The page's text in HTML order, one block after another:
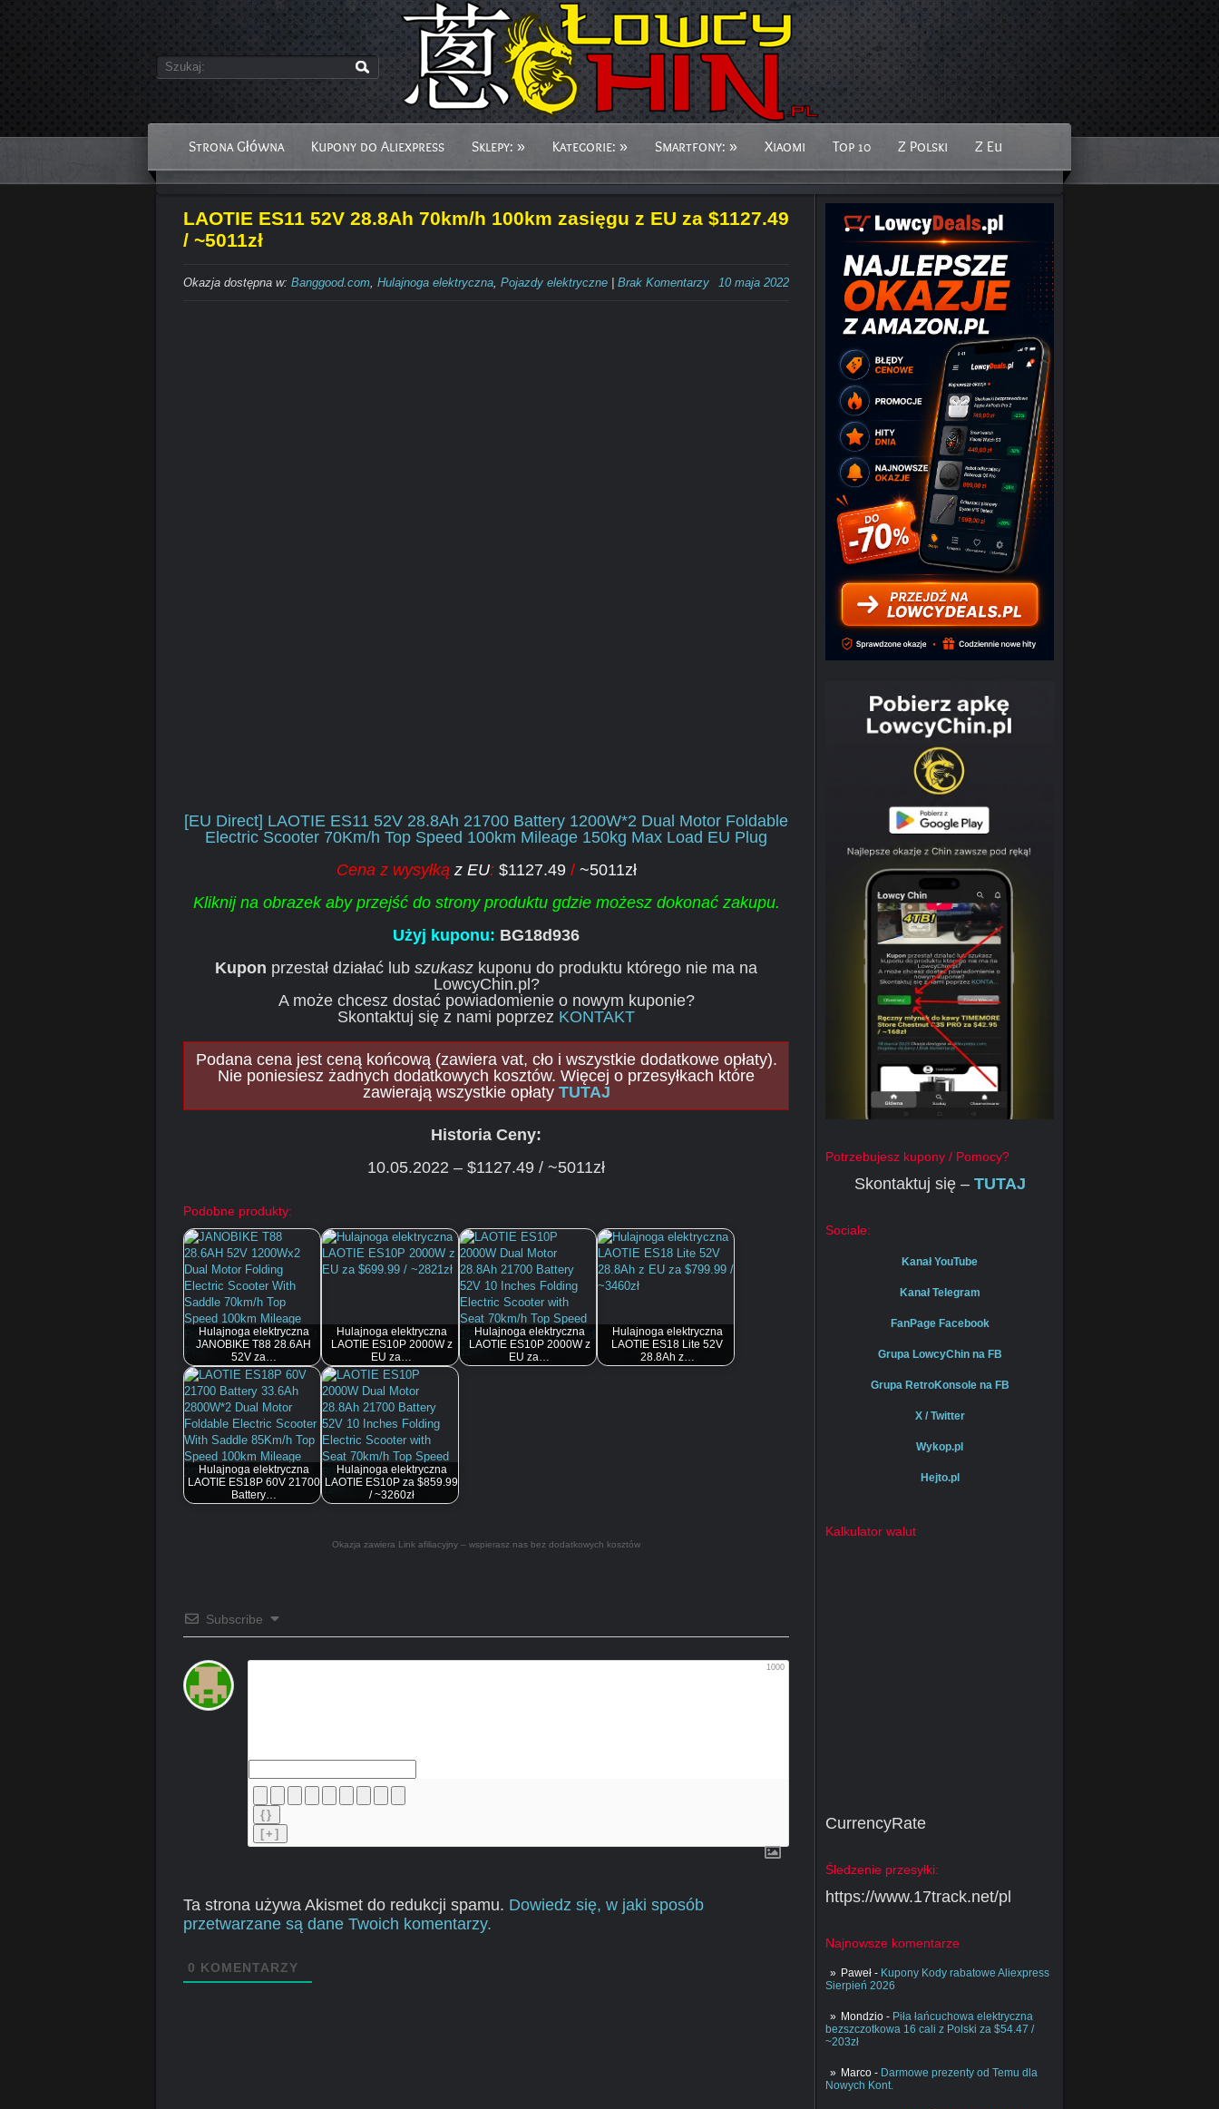
Strona Główna Kupony do Aliexpress Sklepy: » Kategorie: » Smartfony: » Xiaomi Top 10 Z Polski Z Eu
Potrzebujesz kupony / Pomocy?
Skontaktuj się – TUTAJ
Sociale:
Kanał YouTube
Kanał Telegram
FanPage Facebook
Grupa LowcyChin na FB
Grupa RetroKonsole na FB
X / Twitter
Wykop.pl
Hejto.pl
Kalkulator walut
CurrencyRate
Śledzenie przesyłki:
https://www.17track.net/pl
Najnowsze komentarze
Paweł - Kupony Kody rabatowe Aliexpress
Sierpień 2026
Mondzio - Piła łańcuchowa elektryczna
bezszczotkowa 16 cali z Polski za $54.47 /
~203zł
Marco - Darmowe prezenty od Temu dla
Nowych Kont.
LAOTIE ES11 52V 28.8Ah 70km/h 100km zasięgu z EU za $1127.49
/ ~5011zł
10 maja 2022
Okazja dostępna w: Banggood.com, Hulajnoga elektryczna, Pojazdy elektryczne Brak Komentarzy
[EU Direct] LAOTIE ES11 52V 28.8Ah 21700 Battery 1200W*2 Dual Motor Foldable
Electric Scooter 70Km/h Top Speed 100km Mileage 150kg Max Load EU Plug
Cena z wysyłką z EU: $1127.49 / ~5011zł
Kliknij na obrazek aby przejść do strony produktu gdzie możesz dokonać zakupu.
Użyj kuponu: BG18d936
Kupon przestał działać lub szukasz kuponu do produktu którego nie ma na
LowcyChin.pl?
A może chcesz dostać powiadomienie o nowym kuponie?
Skontaktuj się z nami poprzez KONTAKT
Podana cena jest ceną końcową (zawiera vat, cło i wszystkie dodatkowe opłaty).
Nie poniesiesz żadnych dodatkowych kosztów. Więcej o przesyłkach które
zawierają wszystkie opłaty TUTAJ
Historia Ceny:
10.05.2022 – $1127.49 / ~5011zł
Podobne produkty:
Hulajnoga elektryczna
JANOBIKE T88 28.6AH
52V za…
Hulajnoga elektryczna
LAOTIE ES10P 2000W z
EU za…
Hulajnoga elektryczna
LAOTIE ES10P 2000W z
EU za…
Hulajnoga elektryczna
LAOTIE ES18 Lite 52V
28.8Ah z…
Hulajnoga elektryczna
LAOTIE ES18P 60V 21700
Battery…
Hulajnoga elektryczna
LAOTIE ES10P za $859.99
/ ~3260zł
Okazja zawiera Link afiliacyjny – wspierasz nas bez dodatkowych kosztów
Subscribe
1000
{}
[+]
Ta strona używa Akismet do redukcji spamu. Dowiedz się, w jaki sposób
przetwarzane są dane Twoich komentarzy.
0 KOMENTARZY